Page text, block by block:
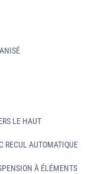
LE HAUT
RECUL AUTOMATIQUE
À ÉLÉMENTS